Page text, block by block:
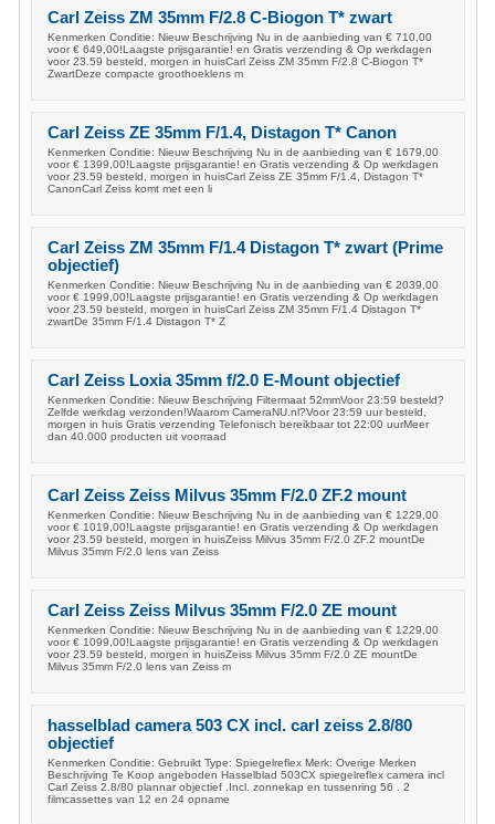
Carl Zeiss ZM 35mm F/2.8 C-Biogon T* zwart
Kenmerken Conditie: Nieuw Beschrijving Nu in de aanbieding van € 710,00
voor € 649,00!Laagste prijsgarantie! en Gratis verzending & Op werkdagen
voor 23.59 besteld, morgen in huisCarl Zeiss ZM 35mm F/2.8 C-Biogon T*
ZwartDeze compacte groothoeklens m
Carl Zeiss ZE 35mm F/1.4, Distagon T* Canon
Kenmerken Conditie: Nieuw Beschrijving Nu in de aanbieding van € 1679,00
voor € 1399,00!Laagste prijsgarantie! en Gratis verzending & Op werkdagen
voor 23.59 besteld, morgen in huisCarl Zeiss ZE 35mm F/1.4, Distagon T*
CanonCarl Zeiss komt met een li
Carl Zeiss ZM 35mm F/1.4 Distagon T* zwart (Prime
objectief)
Kenmerken Conditie: Nieuw Beschrijving Nu in de aanbieding van € 2039,00
voor € 1999,00!Laagste prijsgarantie! en Gratis verzending & Op werkdagen
voor 23.59 besteld, morgen in huisCarl Zeiss ZM 35mm F/1.4 Distagon T*
zwartDe 35mm F/1.4 Distagon T* Z
Carl Zeiss Loxia 35mm f/2.0 E-Mount objectief
Kenmerken Conditie: Nieuw Beschrijving Filtermaat 52mmVoor 23:59 besteld?
Zelfde werkdag verzonden!Waarom CameraNU.nl?Voor 23:59 uur besteld,
morgen in huis Gratis verzending Telefonisch bereikbaar tot 22:00 uurMeer
dan 40.000 producten uit voorraad
Carl Zeiss Zeiss Milvus 35mm F/2.0 ZF.2 mount
Kenmerken Conditie: Nieuw Beschrijving Nu in de aanbieding van € 1229,00
voor € 1019,00!Laagste prijsgarantie! en Gratis verzending & Op werkdagen
voor 23.59 besteld, morgen in huisZeiss Milvus 35mm F/2.0 ZF.2 mountDe
Milvus 35mm F/2.0 lens van Zeiss
Carl Zeiss Zeiss Milvus 35mm F/2.0 ZE mount
Kenmerken Conditie: Nieuw Beschrijving Nu in de aanbieding van € 1229,00
voor € 1099,00!Laagste prijsgarantie! en Gratis verzending & Op werkdagen
voor 23.59 besteld, morgen in huisZeiss Milvus 35mm F/2.0 ZE mountDe
Milvus 35mm F/2.0 lens van Zeiss m
hasselblad camera 503 CX incl. carl zeiss 2.8/80
objectief
Kenmerken Conditie: Gebruikt Type: Spiegelreflex Merk: Overige Merken
Beschrijving Te Koop angeboden Hasselblad 503CX spiegelreflex camera incl
Carl Zeiss 2.8/80 plannar objectief .Incl. zonnekap en tussenring 56 . 2
filmcassettes van 12 en 24 opname